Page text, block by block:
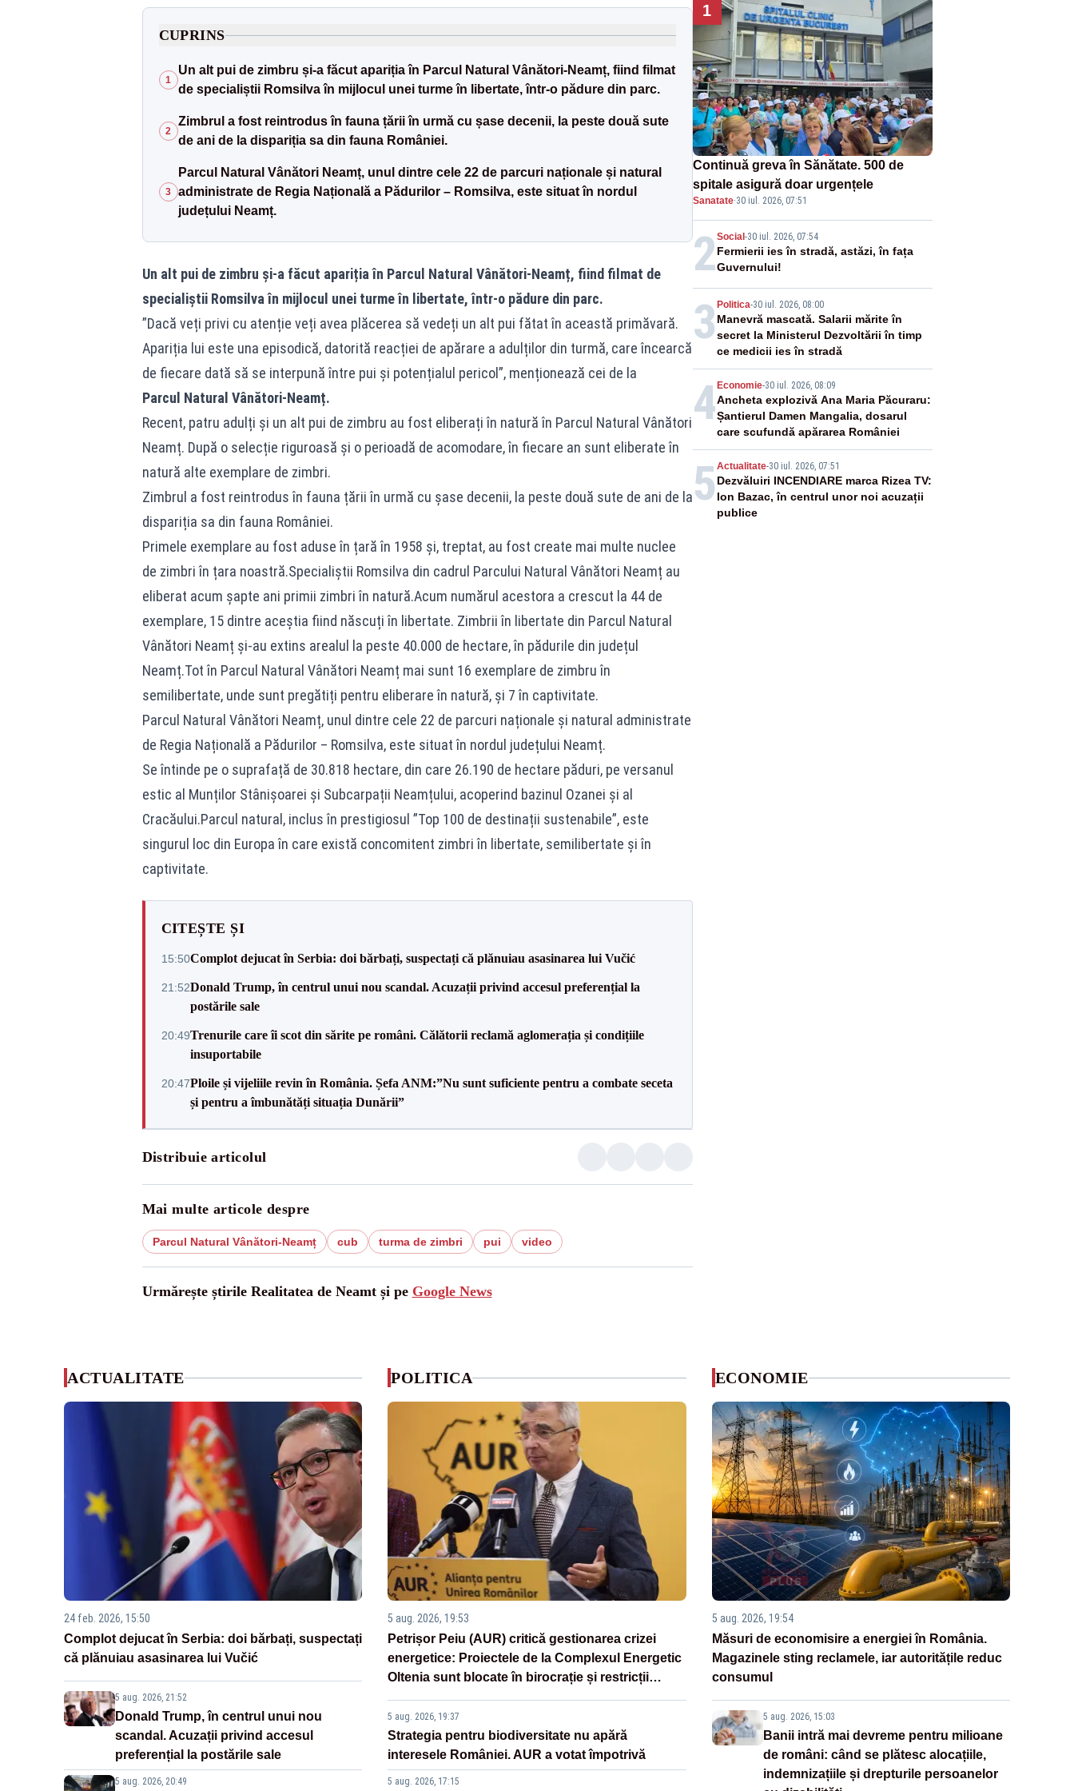
CUPRINS
1
Un alt pui de zimbru și-a făcut apariția în Parcul Natural Vânători-Neamț, fiind filmat
de specialiștii Romsilva în mijlocul unei turme în libertate, într-o pădure din parc.
2
Zimbrul a fost reintrodus în fauna țării în urmă cu șase decenii, la peste două sute
de ani de la dispariția sa din fauna României.
3
Parcul Natural Vânători Neamț, unul dintre cele 22 de parcuri naționale și natural
administrate de Regia Națională a Pădurilor – Romsilva, este situat în nordul
județului Neamț.
Un alt pui de zimbru și-a făcut apariția în Parcul Natural Vânători-Neamț, fiind filmat de
specialiștii Romsilva în mijlocul unei turme în libertate, într-o pădure din parc.
”Dacă veți privi cu atenție veți avea plăcerea să vedeți un alt pui fătat în această primăvară.
Apariția lui este una episodică, datorită reacției de apărare a adulților din turmă, care încearcă
de fiecare dată să se interpună între pui și potențialul pericol”, menționează cei de la
Parcul Natural Vânători-Neamț.
Recent, patru adulți și un alt pui de zimbru au fost eliberați în natură în Parcul Natural Vânători
Neamț. După o selecție riguroasă și o perioadă de acomodare, în fiecare an sunt eliberate în
natură alte exemplare de zimbri.
Zimbrul a fost reintrodus în fauna țării în urmă cu șase decenii, la peste două sute de ani de la
dispariția sa din fauna României.
Primele exemplare au fost aduse în țară în 1958 și, treptat, au fost create mai multe nuclee
de zimbri în țara noastră.Specialiștii Romsilva din cadrul Parcului Natural Vânători Neamț au
eliberat acum șapte ani primii zimbri în natură.Acum numărul acestora a crescut la 44 de
exemplare, 15 dintre aceștia fiind născuți în libertate. Zimbrii în libertate din Parcul Natural
Vânători Neamț și-au extins arealul la peste 40.000 de hectare, în pădurile din județul
Neamț.Tot în Parcul Natural Vânători Neamț mai sunt 16 exemplare de zimbru în
semilibertate, unde sunt pregătiți pentru eliberare în natură, și 7 în captivitate.
Parcul Natural Vânători Neamț, unul dintre cele 22 de parcuri naționale și natural administrate
de Regia Națională a Pădurilor – Romsilva, este situat în nordul județului Neamț.
Se întinde pe o suprafață de 30.818 hectare, din care 26.190 de hectare păduri, pe versanul
estic al Munților Stânișoarei și Subcarpații Neamțului, acoperind bazinul Ozanei și al
Cracăului.Parcul natural, inclus în prestigiosul ”Top 100 de destinații sustenabile”, este
singurul loc din Europa în care există concomitent zimbri în libertate, semilibertate și în
captivitate.
CITEȘTE ȘI
15:50Complot dejucat în Serbia: doi bărbați, suspectați că plănuiau asasinarea lui Vučić
21:52Donald Trump, în centrul unui nou scandal. Acuzații privind accesul preferențial la
postările sale
20:49Trenurile care îi scot din sărite pe români. Călătorii reclamă aglomerația și condițiile
insuportabile
20:47Ploile și vijeliile revin în România. Șefa ANM:”Nu sunt suficiente pentru a combate seceta
și pentru a îmbunătăți situația Dunării”
Distribuie articolul
Mai multe articole despre
Parcul Natural Vânători-Neamț cub turma de zimbri pui video
Urmărește știrile Realitatea de Neamt și pe Google News
1
Continuă greva în Sănătate. 500 de
spitale asigură doar urgențele
Sanatate·30 iul. 2026, 07:51
2Social -30 iul. 2026, 07:54
Fermierii ies în stradă, astăzi, în fața
Guvernului!
3 Politica-30 iul. 2026, 08:00
Manevră mascată. Salarii mărite în
secret la Ministerul Dezvoltării în timp
ce medicii ies în stradă
4 Economie-30 iul. 2026, 08:09
Ancheta explozivă Ana Maria Păcuraru:
Șantierul Damen Mangalia, dosarul
care scufundă apărarea României
5 Actualitate-30 iul. 2026, 07:51
Dezvăluiri INCENDIARE marca Rizea TV:
Ion Bazac, în centrul unor noi acuzații
publice
ACTUALITATE
24 feb. 2026, 15:50
Complot dejucat în Serbia: doi bărbați, suspectați
că plănuiau asasinarea lui Vučić
5 aug. 2026, 21:52
Donald Trump, în centrul unui nou
scandal. Acuzații privind accesul
preferențial la postările sale
5 aug. 2026, 20:49
POLITICA
5 aug. 2026, 19:53
Petrișor Peiu (AUR) critică gestionarea crizei
energetice: Proiectele de la Complexul Energetic
Oltenia sunt blocate în birocrație și restricții
5 aug. 2026, 19:37
Strategia pentru biodiversitate nu apără
interesele României. AUR a votat împotrivă
5 aug. 2026, 17:15
ECONOMIE
5 aug. 2026, 19:54
Măsuri de economisire a energiei în România.
Magazinele sting reclamele, iar autoritățile reduc
consumul
5 aug. 2026, 15:03
Banii intră mai devreme pentru milioane
de români: când se plătesc alocațiile,
indemnizațiile și drepturile persoanelor